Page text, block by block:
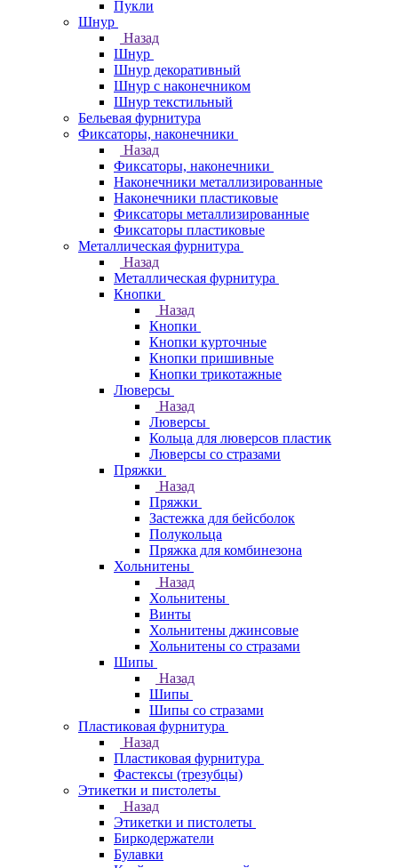
Пукли
Шнур
Назад
Шнур
Шнур декоративный
Шнур с наконечником
Шнур текстильный
Бельевая фурнитура
Фиксаторы, наконечники
Назад
Фиксаторы, наконечники
Наконечники металлизированные
Наконечники пластиковые
Фиксаторы металлизированные
Фиксаторы пластиковые
Металлическая фурнитура
Назад
Металлическая фурнитура
Кнопки
Назад
Кнопки
Кнопки курточные
Кнопки пришивные
Кнопки трикотажные
Люверсы
Назад
Люверсы
Кольца для люверсов пластик
Люверсы со стразами
Пряжки
Назад
Пряжки
Застежка для бейсболок
Полукольца
Пряжка для комбинезона
Хольнитены
Назад
Хольнитены
Винты
Хольнитены джинсовые
Хольнитены со стразами
Шипы
Назад
Шипы
Шипы со стразами
Пластиковая фурнитура
Назад
Пластиковая фурнитура
Фастексы (трезубцы)
Этикетки и пистолеты
Назад
Этикетки и пистолеты
Биркодержатели
Булавки